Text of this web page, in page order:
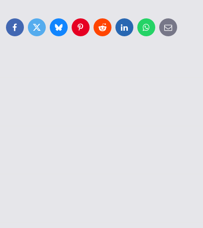
FacebookTwitterBlueskyPinterestRedditLinkedInWhatsApp
E-
mail